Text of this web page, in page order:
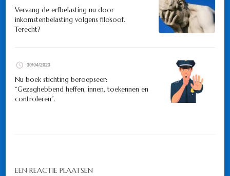
Vervang de erfbelasting nu door
inkomstenbelasting volgens filosoof.
Terecht?
30/04/2023
Nu boek stichting beroepseer:
“Gezaghebbend heffen, innen, toekennen en
controleren”.
EEN REACTIE PLAATSEN